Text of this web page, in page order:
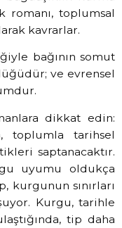
toplumsal
kavrarlar.
bağının somut
ve evrensel
dikkat edin:
toplumla tarihsel
saptanacaktır.
uyumu oldukça
kurgunun sınırları
Kurgu, tarihle
tip daha